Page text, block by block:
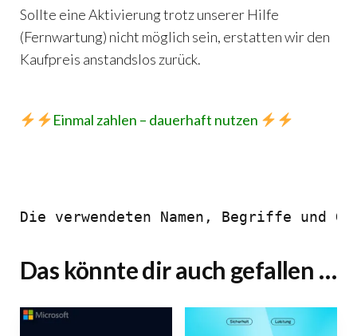
Sollte eine Aktivierung trotz unserer Hilfe
(Fernwartung) nicht möglich sein, erstatten wir den
Kaufpreis anstandslos zurück.
Einmal zahlen – dauerhaft nutzen
Die verwendeten Namen, Begriffe und
Das könnte dir auch gefallen …